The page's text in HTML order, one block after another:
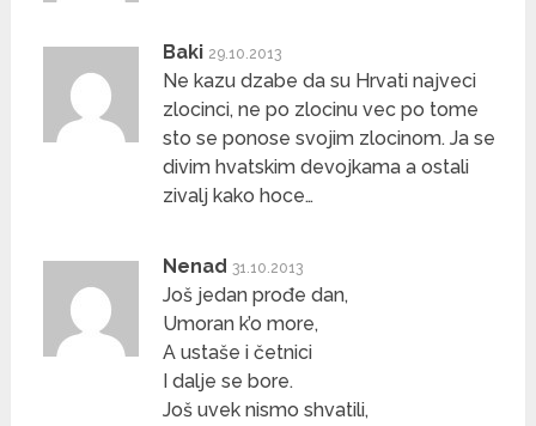
Baki 29.10.2013
Ne kazu dzabe da su Hrvati najveci
zlocinci, ne po zlocinu vec po tome
sto se ponose svojim zlocinom. Ja se
divim hvatskim devojkama a ostali
zivalj kako hoce…
Nenad 31.10.2013
Još jedan prođe dan,
Umoran k’o more,
A ustaše i četnici
I dalje se bore.
Još uvek nismo shvatili,